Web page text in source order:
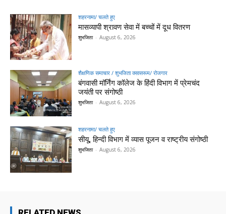
शहरनामा/ चलते हुए
मासव्यापी श्रावण सेवा में बच्चों में दूध वितरण
शुभजिता - August 6, 2026
शैक्षणिक समाचार / शुभजिता क्सासरूम/ रोजगार
बंगवासी मॉर्निंग कॉलेज के हिंदी विभाग में प्रेमचंद
जयंती पर संगोष्ठी
शुभजिता - August 6, 2026
शहरनामा/ चलते हुए
सीयू, हिन्दी विभाग में व्यास पूजन व राष्ट्रीय संगोष्ठी
शुभजिता - August 6, 2026